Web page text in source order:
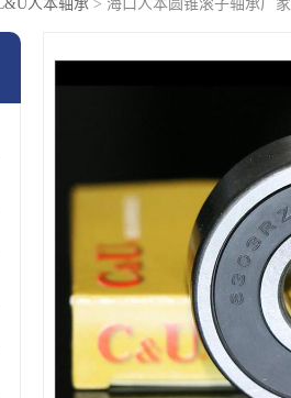
人本轴承 > 海口人本圆锥滚子轴承厂家